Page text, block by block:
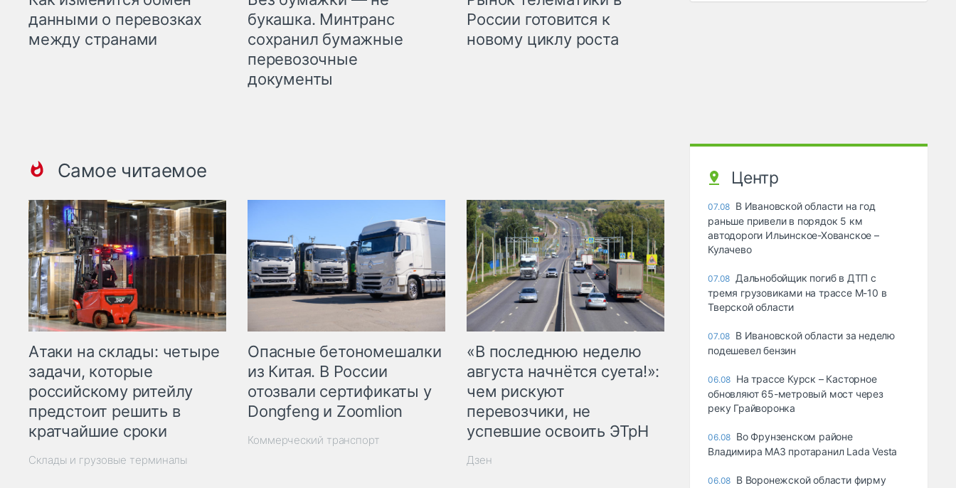
данными о перевозках
между странами
букашка. Минтранс
сохранил бумажные
перевозочные
документы
России готовится к
новому циклу роста
Самое читаемое
Атаки на склады: четыре
задачи, которые
российскому ритейлу
предстоит решить в
кратчайшие сроки
Склады и грузовые терминалы
Опасные бетономешалки
из Китая. В России
отозвали сертификаты у
Dongfeng и Zoomlion
Коммерческий транспорт
«В последнюю неделю
августа начнётся суета!»:
чем рискуют
перевозчики, не
успевшие освоить ЭТрН
Дзен
Центр
07.08 В Ивановской области на год
раньше привели в порядок 5 км
автодороги Ильинское-Хованское –
Кулачево
07.08 Дальнобойщик погиб в ДТП с
тремя грузовиками на трассе М-10 в
Тверской области
07.08 В Ивановской области за неделю
подешевел бензин
06.08 На трассе Курск – Касторное
обновляют 65-метровый мост через
реку Грайворонка
06.08 Во Фрунзенском районе
Владимира МАЗ протаранил Lada Vesta
06.08 В Воронежской области фирму